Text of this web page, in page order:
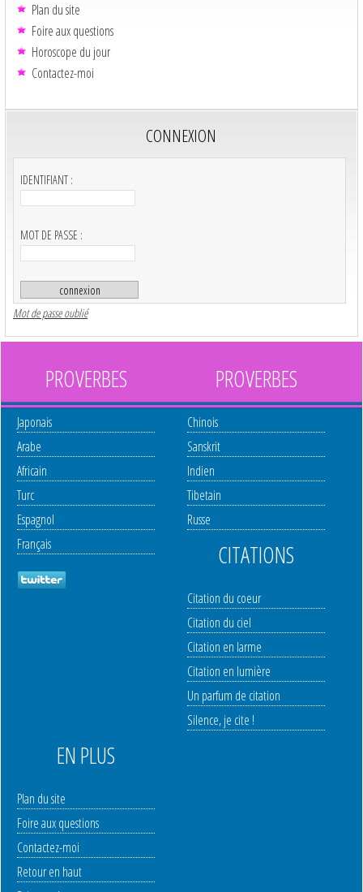
Plan du site
Foire aux questions
Horoscope du jour
Contactez-moi
CONNEXION
IDENTIFIANT :
MOT DE PASSE :
Mot de passe oublié
PROVERBES
Japonais
Arabe
Africain
Turc
Espagnol
Français
PROVERBES
Chinois
Sanskrit
Indien
Tibetain
Russe
CITATIONS
Citation du coeur
Citation du ciel
Citation en larme
Citation en lumière
Un parfum de citation
Silence, je cite !
EN PLUS
Plan du site
Foire aux questions
Contactez-moi
Retour en haut